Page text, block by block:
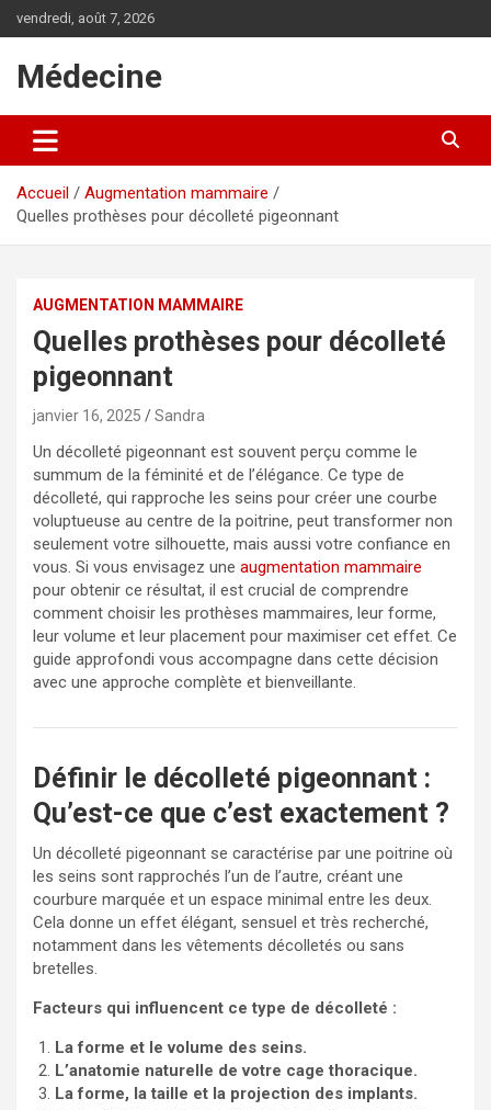
l
c
t
vendredi, août 7, 2026
Médecine
Accueil
Augmentation mammaire
Quelles prothèses pour décolleté pigeonnant
AUGMENTATION MAMMAIRE
Quelles prothèses pour décolleté
pigeonnant
janvier 16, 2025 Sandra
Un décolleté pigeonnant est souvent perçu comme le
summum de la féminité et de l’élégance. Ce type de
décolleté, qui rapproche les seins pour créer une courbe
voluptueuse au centre de la poitrine, peut transformer non
seulement votre silhouette, mais aussi votre confiance en
vous. Si vous envisagez une augmentation mammaire
pour obtenir ce résultat, il est crucial de comprendre
comment choisir les prothèses mammaires, leur forme,
leur volume et leur placement pour maximiser cet effet. Ce
guide approfondi vous accompagne dans cette décision
avec une approche complète et bienveillante.
Définir le décolleté pigeonnant :
Qu’est-ce que c’est exactement ?
Un décolleté pigeonnant se caractérise par une poitrine où
les seins sont rapprochés l’un de l’autre, créant une
courbure marquée et un espace minimal entre les deux.
Cela donne un effet élégant, sensuel et très recherché,
notamment dans les vêtements décolletés ou sans
bretelles.
Facteurs qui influencent ce type de décolleté :
La forme et le volume des seins.
L’anatomie naturelle de votre cage thoracique.
La forme, la taille et la projection des implants.